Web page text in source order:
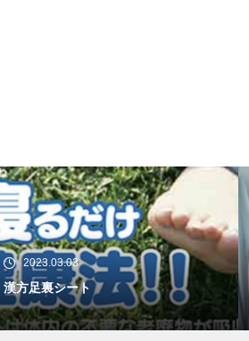
2023.03.03
足のむくみの原因